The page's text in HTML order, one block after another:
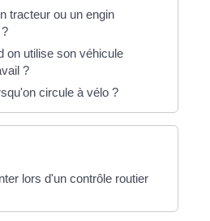
tracteur ou un engin
on utilise son véhicule
?
circule à vélo ?
lors d'un contrôle routier